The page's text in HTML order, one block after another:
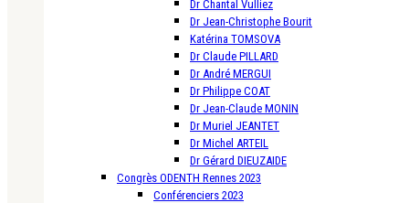
Dr Chantal Vulliez
Dr Jean-Christophe Bourit
Katérina TOMSOVA
Dr Claude PILLARD
Dr André MERGUI
Dr Philippe COAT
Dr Jean-Claude MONIN
Dr Muriel JEANTET
Dr Michel ARTEIL
Dr Gérard DIEUZAIDE
Congrès ODENTH Rennes 2023
Conférenciers 2023